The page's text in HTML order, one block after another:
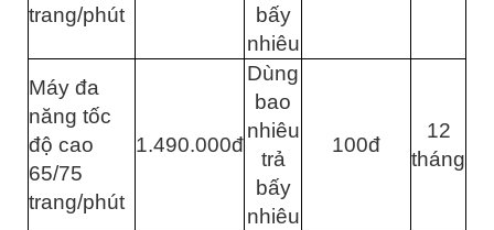
trang/phút
bấy
nhiêu
Máy đa
năng tốc
độ cao
65/75
trang/phút
1.490.000đ
Dùng
bao
nhiêu
trả
bấy
nhiêu
100đ
12
tháng